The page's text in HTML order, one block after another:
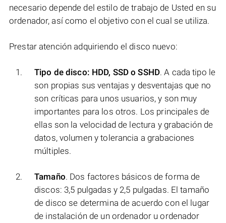
necesario depende del estilo de trabajo de Usted en su
ordenador, así como el objetivo con el cual se utiliza.
Prestar atención adquiriendo el disco nuevo:
Tipo de disco: HDD, SSD o SSHD. A cada tipo le
son propias sus ventajas y desventajas que no
son críticas para unos usuarios, y son muy
importantes para los otros. Los principales de
ellas son la velocidad de lectura y grabación de
datos, volumen y tolerancia a grabaciones
múltiples.
Tamaño. Dos factores básicos de forma de
discos: 3,5 pulgadas y 2,5 pulgadas. El tamaño
de disco se determina de acuerdo con el lugar
de instalación de un ordenador u ordenador